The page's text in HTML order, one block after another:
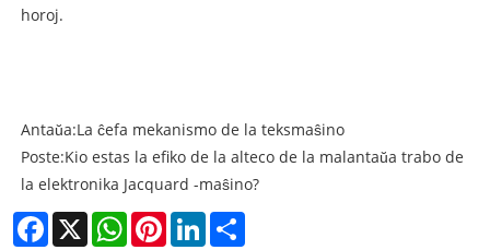
horoj.
Antaŭa:La ĉefa mekanismo de la teksmaŝino
Poste:Kio estas la efiko de la alteco de la malantaŭa trabo de
la elektronika Jacquard -maŝino?
Facebook
X WhatsAppPinterestLinkedIn